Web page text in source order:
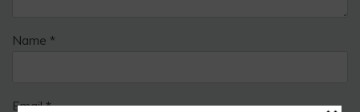
Name *
Email*